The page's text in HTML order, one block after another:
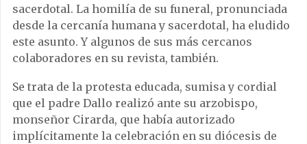
sacerdotal. La homilía de su funeral, pronunciada
desde la cercanía humana y sacerdotal, ha eludido
este asunto. Y algunos de sus más cercanos
colaboradores en su revista, también.
Se trata de la protesta educada, sumisa y cordial
que el padre Dallo realizó ante su arzobispo,
monseñor Cirarda, que había autorizado
implícitamente la celebración en su diócesis de